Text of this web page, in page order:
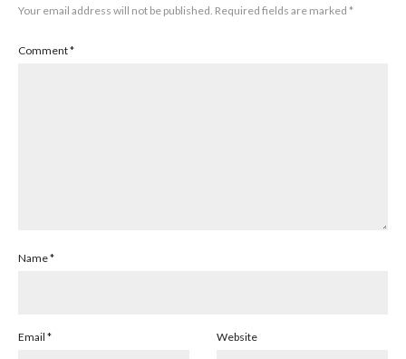
Your email address will not be published. Required fields are marked *
Comment*
Name*
Email * Website